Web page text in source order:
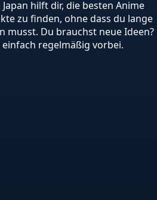
hilft dir, die besten Anime
zu finden, ohne dass du lange
musst. Du brauchst neue Ideen?
einfach regelmäßig vorbei.